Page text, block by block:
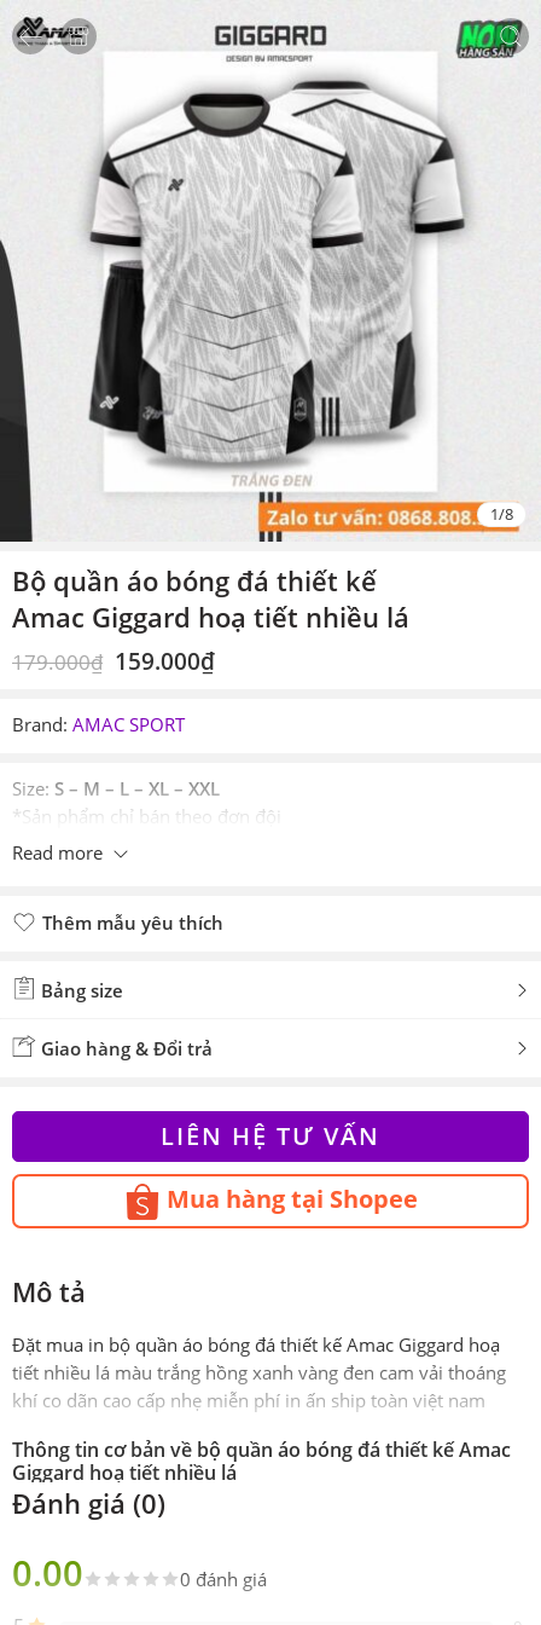
1/8
Bộ quần áo bóng đá thiết kế
Amac Giggard hoạ tiết nhiều lá
179.000₫ 159.000₫
Brand: AMAC SPORT
Size: S – M – L – XL – XXL
*Sản phẩm chỉ bán theo đơn đội
Read more
Thêm mẫu yêu thích
Bảng size
Giao hàng & Đổi trả
LIÊN HỆ TƯ VẤN
Mua hàng tại Shopee
Mô tả
Đặt mua in bộ quần áo bóng đá thiết kế Amac Giggard hoạ
tiết nhiều lá màu trắng hồng xanh vàng đen cam vải thoáng
khí co dãn cao cấp nhẹ miễn phí in ấn ship toàn việt nam
Thông tin cơ bản về bộ quần áo bóng đá thiết kế Amac
Giggard hoạ tiết nhiều lá
Phiên
Chính hãng AMAC
Sản
Gồm 1 áo 1 quần
Đánh giá (0)
0.00 0 đánh giá